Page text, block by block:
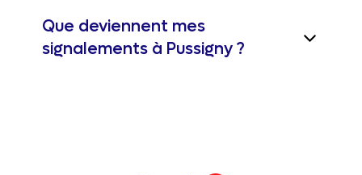
Que deviennent mes
signalements à Pussigny ?